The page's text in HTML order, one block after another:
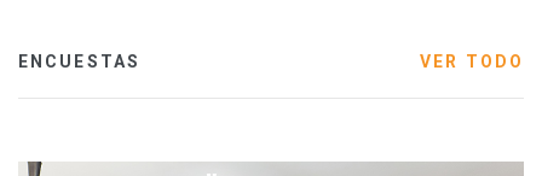
ENCUESTAS VER TODO